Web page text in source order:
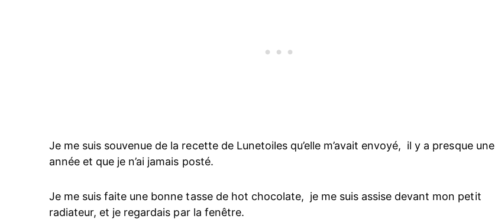
Je me suis souvenue de la recette de Lunetoiles qu’elle m’avait envoyé, il y a presque une
année et que je n’ai jamais posté.
Je me suis faite une bonne tasse de hot chocolate, je me suis assise devant mon petit
radiateur, et je regardais par la fenêtre.